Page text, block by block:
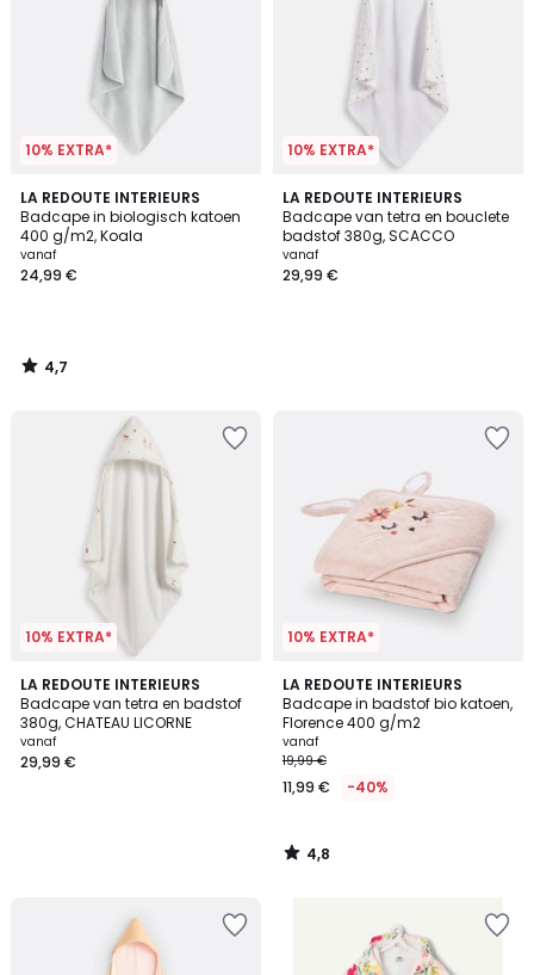
10% EXTRA*
LA REDOUTE INTERIEURS
Badcape in biologisch katoen
400 g/m2, Koala
vanaf
24,99 €
4,7
/ 5
4,7
/
10% EXTRA*
LA REDOUTE INTERIEURS
Badcape van tetra en bouclete
badstof 380g, SCACCO
vanaf
29,99 €
10% EXTRA*
LA REDOUTE INTERIEURS
Badcape van tetra en badstof
380g, CHATEAU LICORNE
vanaf
29,99 €
10% EXTRA*
LA REDOUTE INTERIEURS
Badcape in badstof bio katoen,
Florence 400 g/m2
vanaf
19,99 €
11,99 € -40%
4,8
/ 5
4,8
/